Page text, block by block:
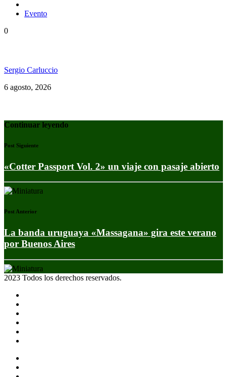
Evento
0
Sergio Carluccio
6 agosto, 2026
Continuar leyendo
Post Siguiente
«Cotter Passport Vol. 2» un viaje con pasaje abierto
Post Anterior
La banda uruguaya «Massagana» gira este verano
por Buenos Aires
2023 Todos los derechos reservados.